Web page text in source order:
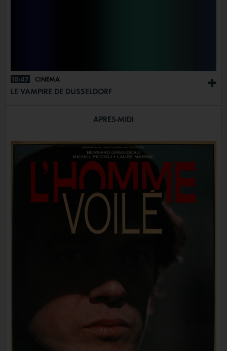
+
10:47 CINÉMA
LE VAMPIRE DE DÜSSELDORF
APRÈS-MIDI